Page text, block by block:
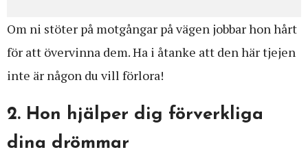
Om ni stöter på motgångar på vägen jobbar hon hårt
för att övervinna dem. Ha i åtanke att den här tjejen
inte är någon du vill förlora!
2. Hon hjälper dig förverkliga
dina drömmar